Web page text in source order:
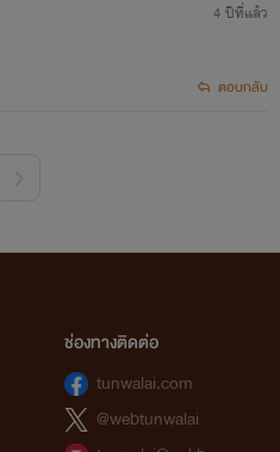
4 ปีที่แล้ว
ตอบกลับ
ช่องทางติดต่อ
tunwalai.com
@webtunwalai